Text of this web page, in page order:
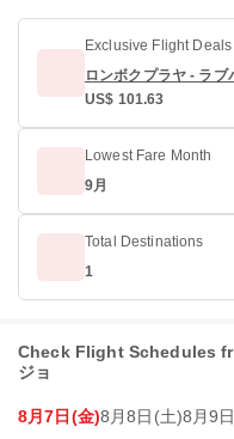
Exclusive Flight Deals
ロンボクプラヤ - ラブ
US$ 101.63
Lowest Fare Month
9月
Total Destinations
1
Check Flight Schedules
ジョ
8月7日(金)8月8日(土)8月9